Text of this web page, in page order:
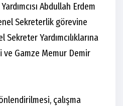
Abdullah Erdem
Sekreterlik görevine
Yardımcılıklarına
ve Gamze Memur Demir
çalışma